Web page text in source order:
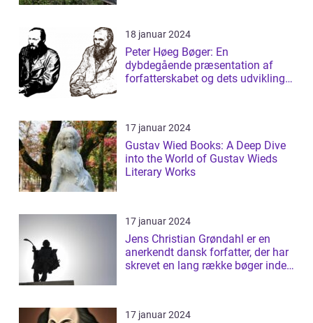
18 januar 2024
Peter Høeg Bøger: En
dybdegående præsentation af
forfatterskabet og dets udvikling
17 januar 2024
Gustav Wied Books: A Deep Dive
into the World of Gustav Wieds
Literary Works
17 januar 2024
Jens Christian Grøndahl er en
anerkendt dansk forfatter, der har
skrevet en lang række bøger inden
17 januar 2024